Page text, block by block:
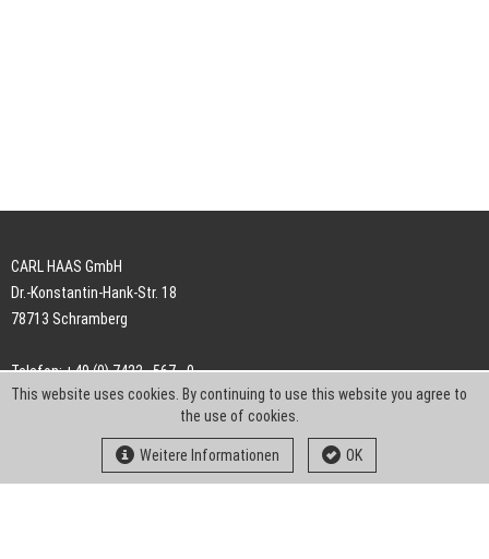
CARL HAAS GmbH
Dr.-Konstantin-Hank-Str. 18
78713 Schramberg
Telefon: +49 (0) 7422 . 567 - 0
Telefax: +49 (0) 7422 . 567 - 239
info-ch@kern-liebers.com
This website uses cookies. By continuing to use this website you agree to
the use of cookies.
Weitere Informationen OK